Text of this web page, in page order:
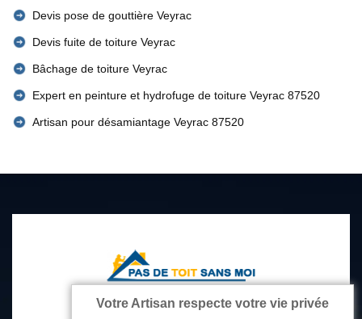
Devis pose de gouttière Veyrac
Devis fuite de toiture Veyrac
Bâchage de toiture Veyrac
Expert en peinture et hydrofuge de toiture Veyrac 87520
Artisan pour désamiantage Veyrac 87520
Votre Artisan respecte votre vie privée